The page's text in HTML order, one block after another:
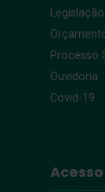
Legislação
Processo
Ouvidoria
Covid-19